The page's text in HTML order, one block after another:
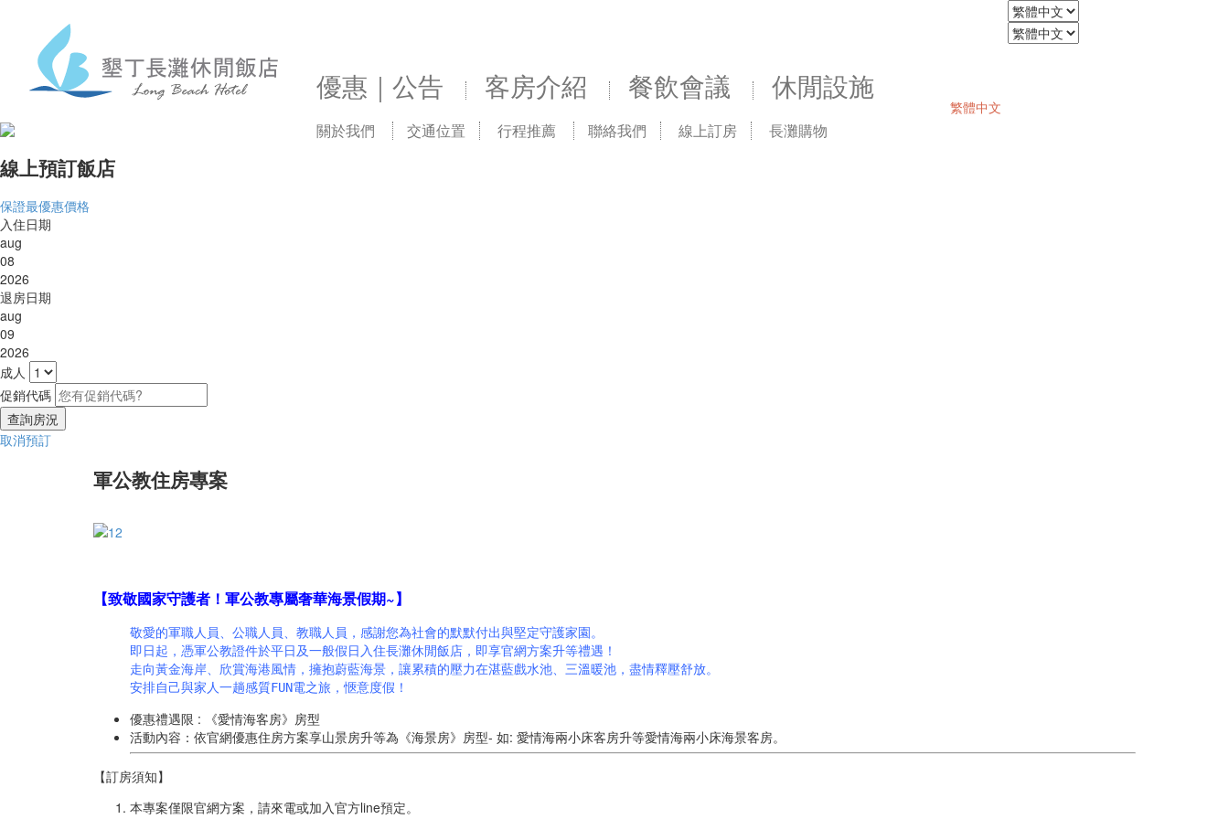
優惠｜公告 客房介紹 餐飲會議 休閒設施
關於我們 交通位置 行程推薦 聯絡我們 線上訂房 長灘購物
繁體中文
線上預訂飯店
保證最優惠價格
入住日期
aug
08
2026
退房日期
aug
09
2026
成人
促銷代碼
取消預訂
軍公教住房專案
【致敬國家守護者！軍公教專屬奢華海景假期~】
敬愛的軍職人員、公職人員、教職人員，感謝您為社會的默默付出與堅定守護家園。
即日起，憑軍公教證件於平日及一般假日入住長灘休閒飯店，即享官網方案升等禮遇！
走向黃金海岸、欣賞海港風情，擁抱蔚藍海景，讓累積的壓力在湛藍戲水池、三溫暖池，盡情釋壓舒放。
安排自己與家人一趟感質FUN電之旅，愜意度假！
優惠禮遇限 : 《愛情海客房》房型
活動內容：依官網優惠住房方案享山景房升等為《海景房》房型- 如: 愛情海兩小床客房升等愛情海兩小床海景客房。
【訂房須知】
本專案僅限官網方案，請來電或加入官方line預定。